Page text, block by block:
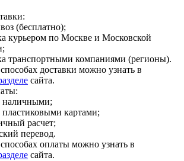
(бесплатно);
курьером по Москве и Московской
транспортными компаниями (регионы).
доставки можно узнать в
сайта.
наличными;
картами;
расчет;
перевод.
оплаты можно узнать в
сайта.